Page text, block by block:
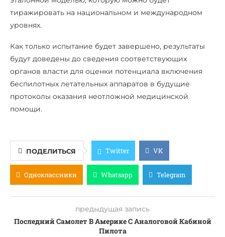
тиражировать на национальном и международном
уровнях.
Как только испытание будет завершено, результаты
будут доведены до сведения соответствующих
органов власти для оценки потенциала включения
беспилотных летательных аппаратов в будущие
протоколы оказания неотложной медицинской
помощи.
ПОДЕЛИТЬСЯ Twitter VK
Одноклассники Whatsapp Telegram
предыдущая запись
Последний Самолет В Америке С Аналоговой Кабиной
Пилота